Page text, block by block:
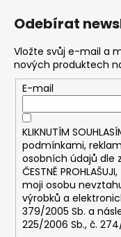
10ML
169
Kč
Původně:
195
Odebírat
Vložte svůj e-mail a
nových produktech
E-mail
KLIKNUTÍM
podmínkami,
osobních údajů dle
ČESTNĚ
moji osobu
výrobků a
379/2005 Sb. a
225/2006 Sb., č.